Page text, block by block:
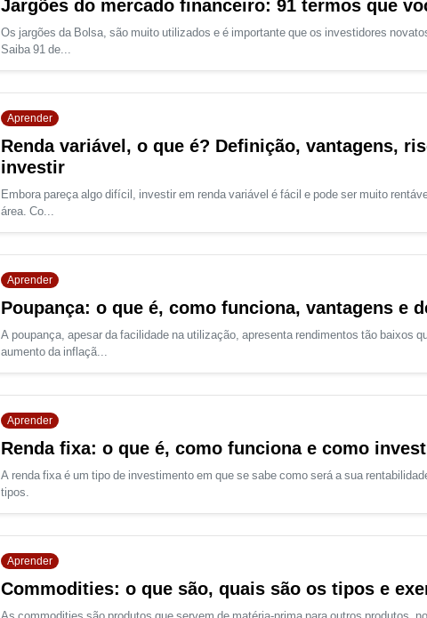
Jargões do mercado financeiro: 91 termos que
Os jargões da Bolsa, são muito utilizados e é importante que os investidores
Saiba 91 de...
Aprender
Renda variável, o que é? Definição, vantagens,
investir
Embora pareça algo difícil, investir em renda variável é fácil e pode ser muito
área. Co...
Aprender
Poupança: o que é, como funciona, vantagens e
A poupança, apesar da facilidade na utilização, apresenta rendimentos tão baixos
aumento da inflaçã...
Aprender
Renda fixa: o que é, como funciona e como
A renda fixa é um tipo de investimento em que se sabe como será a sua
tipos.
Aprender
Commodities: o que são, quais são os tipos e